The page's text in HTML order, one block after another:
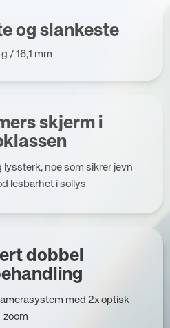
og slankeste
/ 16,1 mm
skjerm i
noe som sikrer jevn
lesbarhet i sollys
dobbel
med 2x optisk
zoom